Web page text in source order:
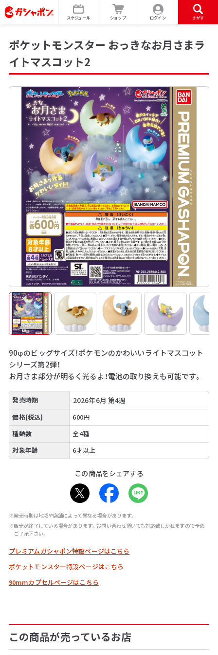
スケジュール ショップ ログイン さがす
ポケットモンスター おっきなお月さまラ
イトマスコット2
90φのビッグサイズ！ポケモンのかわいいライトマスコット
シリーズ第2弾！
お月さま部分が明るく光るよ！電池の取り換えも可能です。
発売時期 2026年6月 第4週
価格(税込)
600円
種類数
全4種
対象年齢
6才以上
この商品をシェアする
※発売時期は地域や店舗によって異なる場合があります。
※販売が終了している場合があります。お問い合わせ頂いても対応致しかねますので予め
ご了承下さい。
プレミアムガシャポン特設ページはこちら
ポケットモンスター特設ページはこちら
90mmカプセルページはこちら
この商品が売っているお店